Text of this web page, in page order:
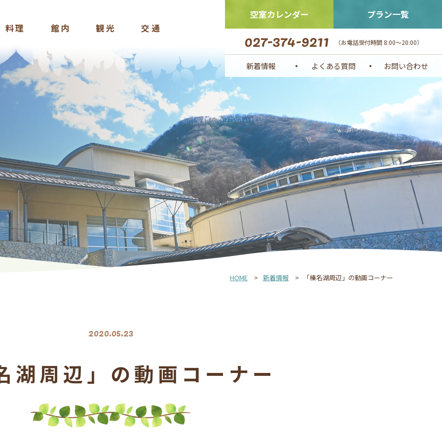
料理 館内 観光 交通
空室カレンダー プラン一覧
027-374-9211 （お電話受付時間 8:00～20:00）
新着情報 よくある質問 お問い合わせ
HOME 新着情報 「榛名湖周辺」の動画コーナー
2020.05.23
湖周辺」の動画コーナー